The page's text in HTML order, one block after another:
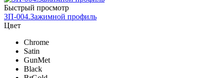
Быстрый просмотр
ЗП-004.Зажимной профиль
Цвет
Chrome
Satin
GunMet
Black